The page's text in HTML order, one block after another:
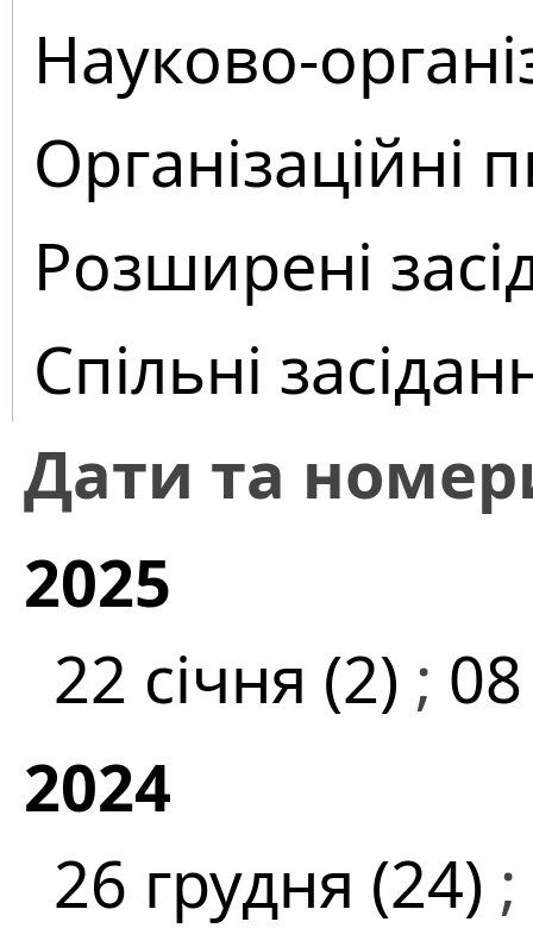
Науково-
Організаційні
Розширені
Спільні
Дати та
2025
22 січня (2) ;
2024
26 грудня (24) ;